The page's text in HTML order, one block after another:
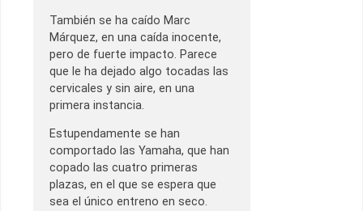
También se ha caído Marc
Márquez, en una caída inocente,
pero de fuerte impacto. Parece
que le ha dejado algo tocadas las
cervicales y sin aire, en una
primera instancia.
Estupendamente se han
comportado las Yamaha, que han
copado las cuatro primeras
plazas, en el que se espera que
sea el único entreno en seco.